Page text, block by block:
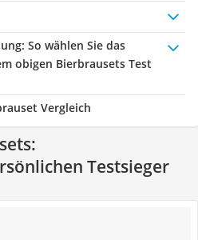
: So wählen Sie das
obigen Bierbrausets Test
Vergleich
Testsieger